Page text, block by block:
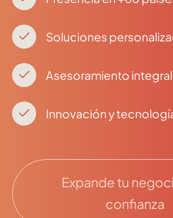
Soluciones
Asesoramiento integral
Innovación y
Expande tu
confianza